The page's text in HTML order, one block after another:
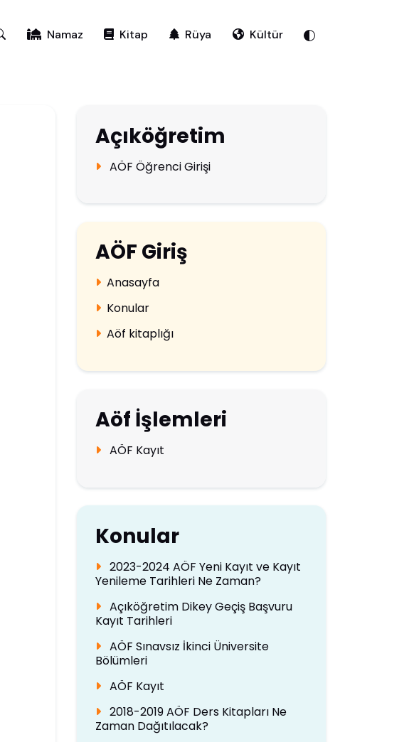
Namaz Kitap Rüya Kültür
Açıköğretim
AÖF Öğrenci Girişi
AÖF Giriş
Anasayfa
Konular
Aöf kitaplığı
Aöf İşlemleri
AÖF Kayıt
Konular
2023-2024 AÖF Yeni Kayıt ve Kayıt
Yenileme Tarihleri Ne Zaman?
Açıköğretim Dikey Geçiş Başvuru
Kayıt Tarihleri
AÖF Sınavsız İkinci Üniversite
Bölümleri
AÖF Kayıt
2018-2019 AÖF Ders Kitapları Ne
Zaman Dağıtılacak?